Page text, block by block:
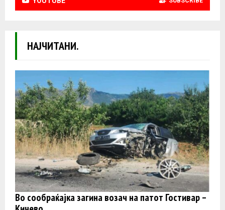
НАЈЧИТАНИ.
Во сообраќајка загина возач на патот Гостивар –